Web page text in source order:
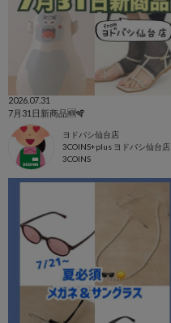
2026.07.31
7月31日新商品🆕🪇
ヨドバシ仙台店
3COINS+plus ヨドバシ仙台店
3COINS